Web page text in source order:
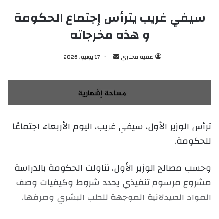
سيفي غريب يترأس إجتماع الحكومة
و هذه مخرجاته
صفية مختاري
س
ل
ب
ي
ل
ك
ت
17 يونيو، 2026
ترأس الوزير الأول، سيفي غريب، اليوم الأربعاء، اجتماعًا
للحكومة.
وحسب مصالح الوزير الأول، تناولت الحكومة بالدراسة
مشروع مرسوم تنفيذي يحدد شروط وكيفيات وصف
المواد الصيدلانية الموجهة للطب البشري وصرفها.